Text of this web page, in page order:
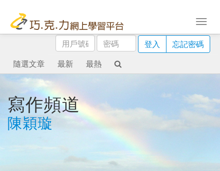
用
戶
號
碼
密
碼
登入
忘記密碼
隨選文章
最新 最熱
寫作頻道
陳穎璇